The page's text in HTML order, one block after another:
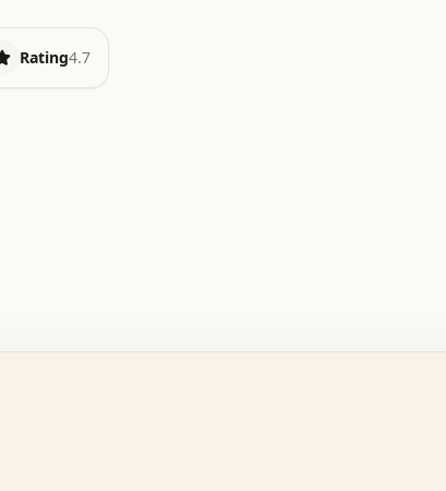
Rating4.7
.   .   .   .   .   .   +   .   .   o   .
.   .   .   .   .   .   .   .   x   .   .